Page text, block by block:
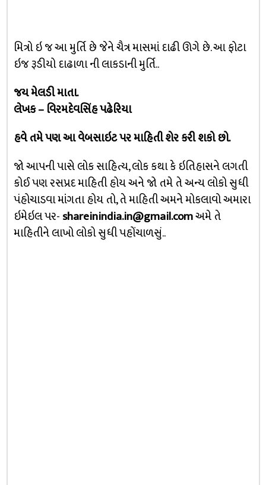
મિત્રો ઇ જ આ મુર્તિ છે જેને ચૈત્ર માસમાં દાઢી ઊગે છે. આ ફોટા
ઇજ રૂડીયો દાઢાળા ની લાકડાની મુર્તિ..
જય મેલડી માતા.
લેખક – વિરમદેવસિંહ પઢેરિયા
હવે તમે પણ આ વેબસાઇટ પર માહિતી શેર કરી શકો છો.
જો આપની પાસે લોક સાહિત્ય, લોક કથા કે ઇતિહાસને લગતી
કોઈ પણ રસપ્રદ માહિતી હોય અને જો તમે તે અન્ય લોકો સુધી
પંહોચાડવા માંગતા હોય તો, તે માહિતી અમને મોકલાવો અમારા
ઇમેઇલ પર-shareinindia.in@gmail.comઅમે તે
માહિતીને લાખો લોકો સુધી પહોંચાળસું..